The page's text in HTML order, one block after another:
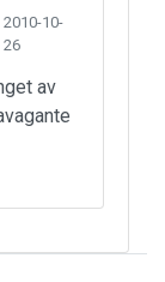
2010-10-
26
av